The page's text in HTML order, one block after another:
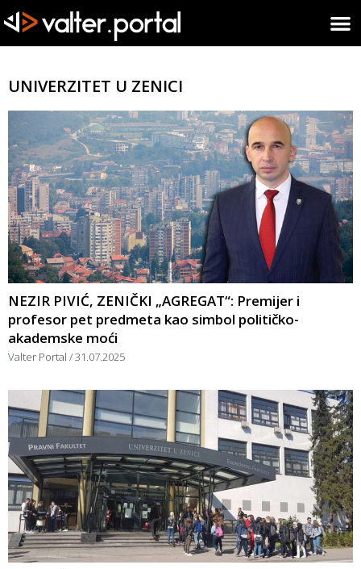
UNIVERZITET U ZENICI
NEZIR PIVIĆ, ZENIČKI „AGREGAT“: Premijer i
profesor pet predmeta kao simbol političko-
akademske moći
Valter Portal 31.07.2025